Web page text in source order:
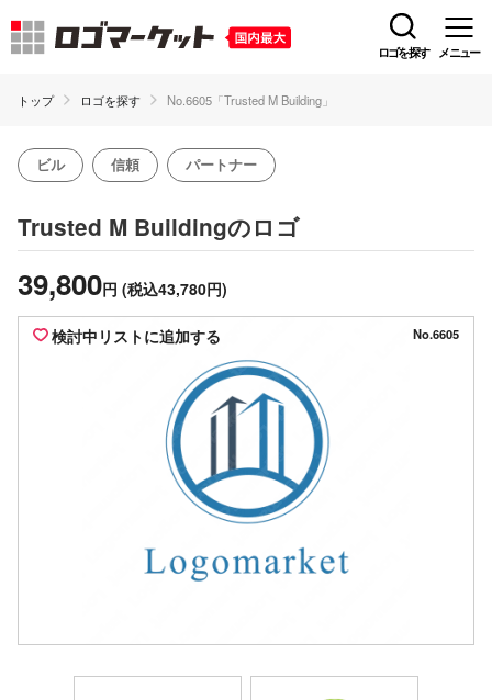
ロゴを探す メニュー
トップ ロゴを探す No.6605「Trusted M Building」
ビル 信頼 パートナー
Trusted M Buildingのロゴ
39,800円 (税込43,780円)
検討中リストに追加する No.6605